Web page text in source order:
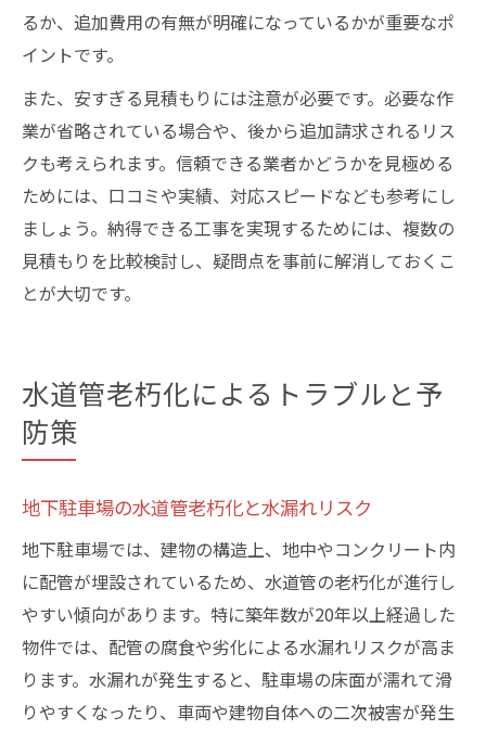
るか、追加費用の有無が明確になっているかが重要なポ
イントです。
また、安すぎる見積もりには注意が必要です。必要な作
業が省略されている場合や、後から追加請求されるリス
クも考えられます。信頼できる業者かどうかを見極める
ためには、口コミや実績、対応スピードなども参考にし
ましょう。納得できる工事を実現するためには、複数の
見積もりを比較検討し、疑問点を事前に解消しておくこ
とが大切です。
水道管老朽化によるトラブルと予
防策
地下駐車場の水道管老朽化と水漏れリスク
地下駐車場では、建物の構造上、地中やコンクリート内
に配管が埋設されているため、水道管の老朽化が進行し
やすい傾向があります。特に築年数が20年以上経過した
物件では、配管の腐食や劣化による水漏れリスクが高ま
ります。水漏れが発生すると、駐車場の床面が濡れて滑
りやすくなったり、車両や建物自体への二次被害が発生